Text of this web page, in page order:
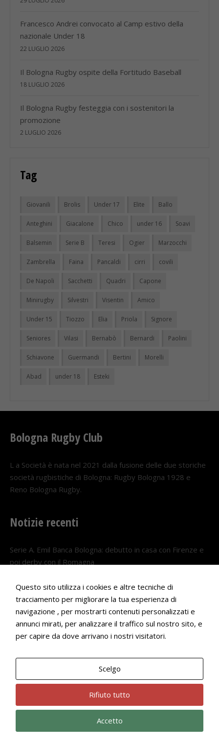
Francesco Andrei convocato al Camp estivo della
nazionale Under 18
22 LUGLIO 2026
Il Bologna Rugby ospite della Fortitudo Baseball
18 LUGLIO 2026
Il Bologna Rugby festeggia con i sostenitori la
promozione
2 LUGLIO 2026
Tag
Giovanili Brolis Under 17 Elite Ballo
Anteghini Giacalone Chico under 16 Soavi
Balsemin Serie B Teresi Ogier Marzocchi
Zambrella Faina Pancaldi cirri covili
De Napoli Sacchetti Quadri Capone
Minirugby Silvestri Visentin Amico
Under 15 Tiozzo Elia Priola Signore
Seniores Vilasi Bernabò Bernardi Paolini
Schiavone Guermandi Bertini Morelli
Abad under 18 Esteki
Bologna Rugby Club
L a Società è nata nel 2021 dalla fusione delle due storiche
società rugbistiche di Bologna: Rugby Bologna 1928 e
Reno Bologna Rugby.
Notizie recenti
Serie A. Emil Banca Bologna: debutto in casa con Firenze e
poi derby con il Romagna
Serie A. Il Bologna nel girone veneto
29 LUGLIO 2026
Francesco Andrei convocato al Camp estivo della nazionale
22 LUGLIO 2026
Questo sito utilizza i cookies e altre tecniche di
tracciamento per migliorare la tua esperienza di
navigazione , per mostrarti contenuti personalizzati e
annunci mirati, per analizzare il traffico sul nostro sito, e
per capire da dove arrivano i nostri visitatori.
Scelgo
Rifiuto tutto
Accetto